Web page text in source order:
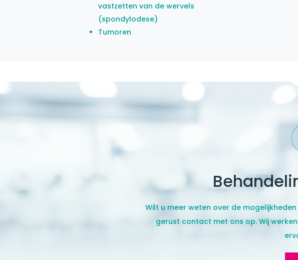
vastzetten van de wervels
(spondylodese)
Tumoren
Wilt u meer weten over de
gerust contact met ons op. Wij